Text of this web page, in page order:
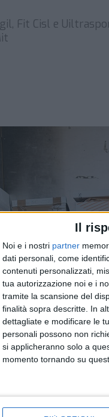
Il
Noi e i nostri partner
dati personali, come
contenuti personalizzati,
tua autorizzazione noi e i
tramite la scansione del
finalità sopra descritte. In
dettagliate e modificare le
personali possono non
si applicheranno solo a
momento tornando su
Fit Cisl e